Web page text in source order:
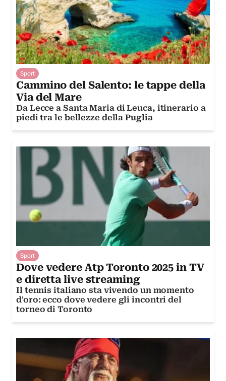
Sport
Cammino del Salento: le tappe della
Via del Mare
Da Lecce a Santa Maria di Leuca, itinerario a
piedi tra le bellezze della Puglia
Sport
Dove vedere Atp Toronto 2025 in TV
e diretta live streaming
Il tennis italiano sta vivendo un momento
d'oro: ecco dove vedere gli incontri del
torneo di Toronto